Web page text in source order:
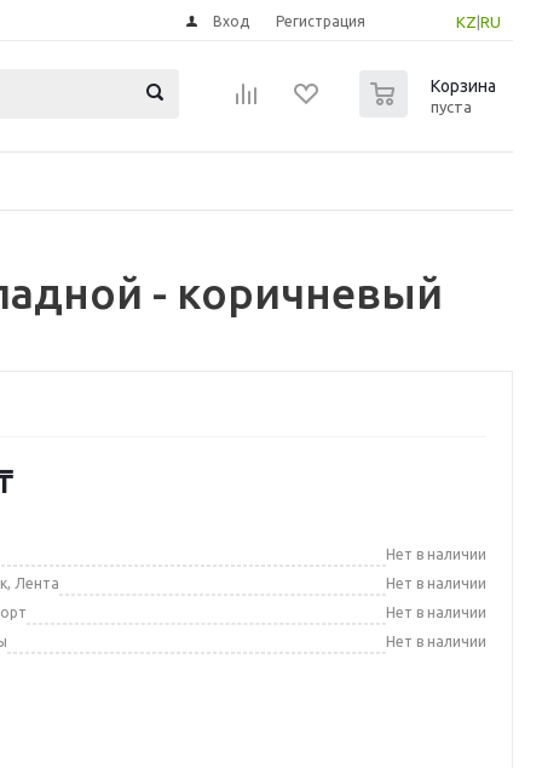
KZ RU
Вход Регистрация
Корзина
пуста
- коричневый
Нет в наличии
Лента
Нет в наличии
Нет в наличии
Нет в наличии